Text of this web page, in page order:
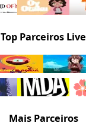
Top Parceiros Live
Mais Parceiros